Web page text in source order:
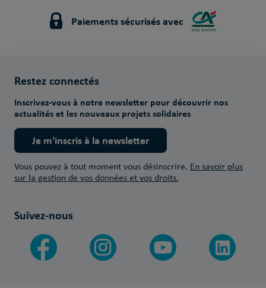
Paiements sécurisés avec
Restez connectés
Inscrivez-vous à notre newsletter pour découvrir nos
actualités et les nouveaux projets solidaires
Je m'inscris à la newsletter
Vous pouvez à tout moment vous désinscrire. En savoir plus
sur la gestion de vos données et vos droits.
Suivez-nous